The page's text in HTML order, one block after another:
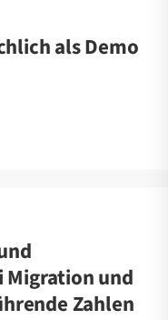
als Demo
Migration und
Zahlen